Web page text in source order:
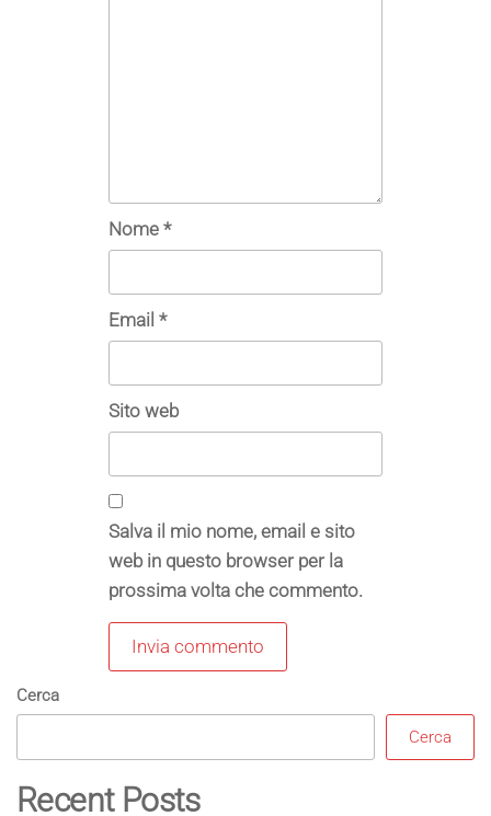
Nome *
Email *
Sito web
Salva il mio nome, email e sito
web in questo browser per la
prossima volta che commento.
Cerca
Cerca
Recent Posts